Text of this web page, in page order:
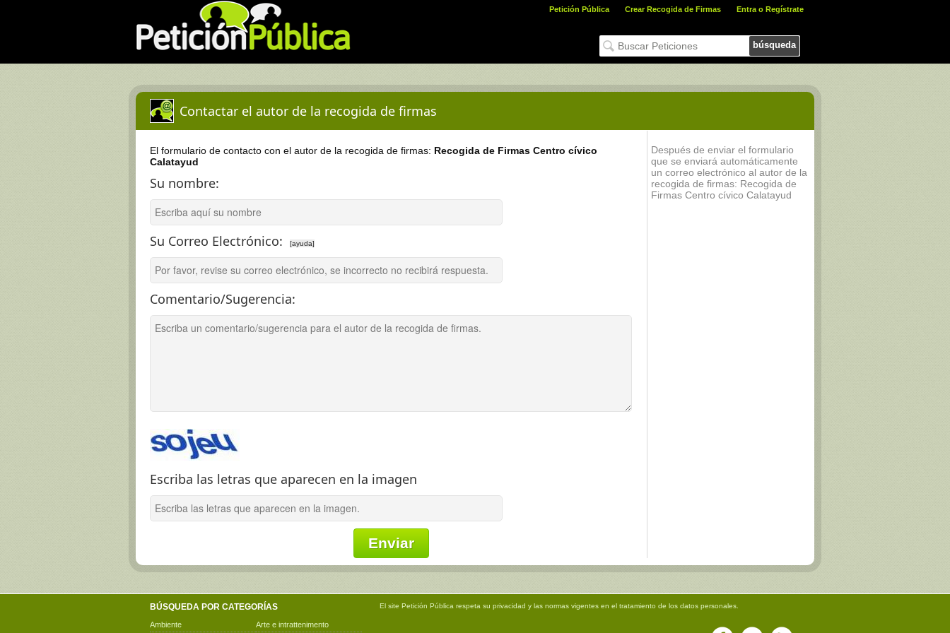
Petición Pública Crear Recogida de Firmas Entra o Regístrate
búsqueda
Contactar el autor de la recogida de firmas
El formulario de contacto con el autor de la recogida de firmas: Recogida de Firmas Centro cívico
Calatayud
Su nombre:
Su Correo Electrónico: [ayuda]
Comentario/Sugerencia:
Escriba las letras que aparecen en la imagen
Después de enviar el formulario
que se enviará automáticamente
un correo electrónico al autor de la
recogida de firmas: Recogida de
Firmas Centro cívico Calatayud
BÚSQUEDA POR CATEGORÍAS
Ambiente Arte e intrattenimento
El site Petición Pública respeta su privacidad y las normas vigentes en el tratamiento de los datos personales.